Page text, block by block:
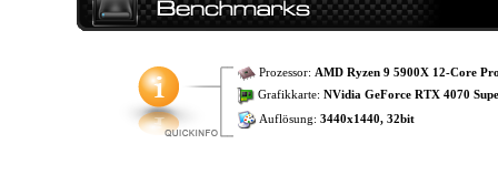
Prozessor: AMD Ryzen 9 5900X 12-Core
Grafikkarte: NVidia GeForce RTX 4070
Auflösung: 3440x1440, 32bit